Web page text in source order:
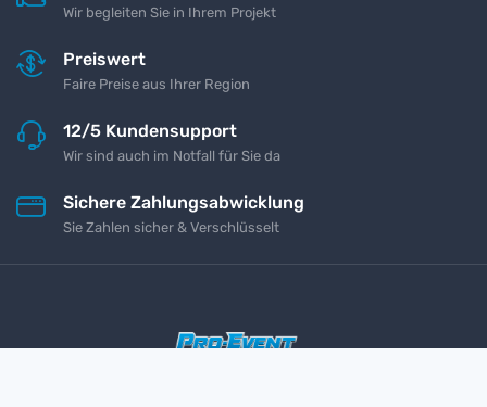
Wir begleiten Sie in Ihrem Projekt
Preiswert
Faire Preise aus Ihrer Region
12/5 Kundensupport
Wir sind auch im Notfall für Sie da
Sichere Zahlungsabwicklung
Sie Zahlen sicher & Verschlüsselt